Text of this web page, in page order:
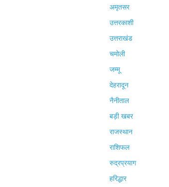
अमृतसर
उत्तरकाशी
उत्तराखंड
चमोली
जम्मू
देहरादून
नैनीताल
बड़ी खबर
राजस्थान
राशिफल
रुद्रप्रयाग
हरिद्धार